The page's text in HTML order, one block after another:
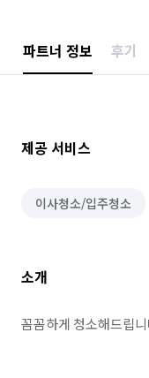
파트너 정보 후기
제공 서비스
이사청소/입주청소
소개
꼼꼼하게 청소해드립